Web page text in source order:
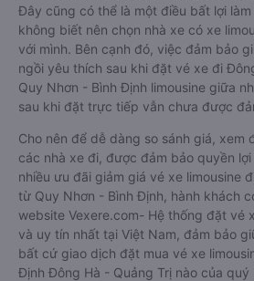
Đây cũng có thể là một điều bất lợi
không biết nên chọn nhà xe có xe
với mình. Bên cạnh đó, việc đảm bảo
ngồi yêu thích sau khi đặt vé xe đi
Quy Nhơn - Bình Định limousine giữa
sau khi đặt trực tiếp vẫn chưa được
Cho nên để dễ dàng so sánh giá, xem
các nhà xe đi, được đảm bảo quyền
nhiều ưu đãi giảm giá vé xe limousine
từ Quy Nhơn - Bình Định, hành khách
website Vexere.com- Hệ thống đặt vé
và uy tín nhất tại Việt Nam, đảm bảo
bất cứ giao dịch đặt mua vé xe
Định Đông Hà - Quảng Trị nào của